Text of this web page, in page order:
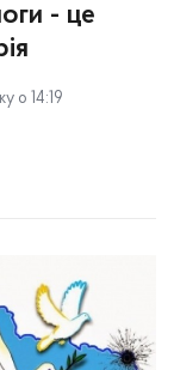
- це
о 14:19